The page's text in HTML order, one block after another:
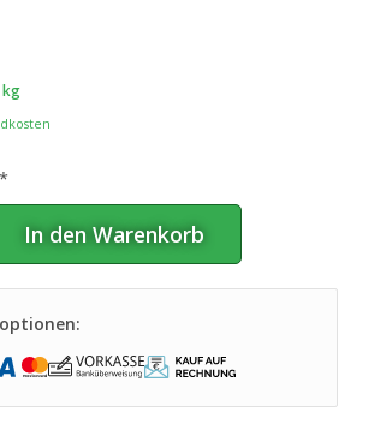
kg
In den Warenkorb